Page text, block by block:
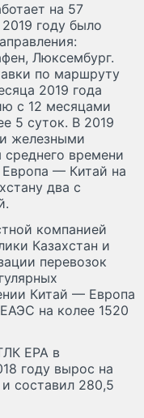
на 57
году было
Люксембург.
по маршруту
2019 года
с 12 месяцами
5 суток. В 2019
железными
времени
— Китай на
два с
компанией
Казахстан и
перевозок
Китай — Европа
на колее 1520
ЕРА в
году вырос на
составил 280,5